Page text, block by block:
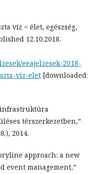
víz = élet, egészség,
12.10.2018.
eeajelzesek-2018-
viz-elet [downloaded:
infrastruktúra
térszerkezetben,”
2014.
approach: a new
event management,”